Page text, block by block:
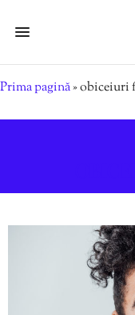
Prima pagină»obiceiuri